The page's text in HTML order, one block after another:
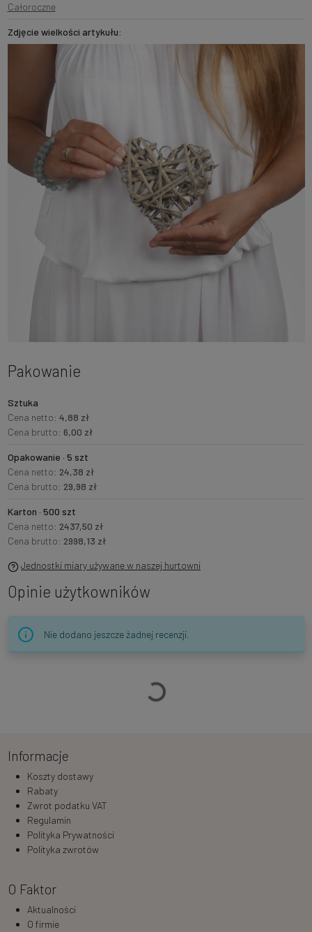
Całoroczne
Zdjęcie wielkości artykułu:
Pakowanie
Sztuka
Cena netto: 4,88 zł
Cena brutto: 6,00 zł
Opakowanie · 5 szt
Cena netto: 24,38 zł
Cena brutto: 29,98 zł
Karton · 500 szt
Cena netto: 2437,50 zł
Cena brutto: 2998,13 zł
Jednostki miary używane w naszej hurtowni
Opinie użytkowników
Nie dodano jeszcze żadnej recenzji.
Ładowanie…
Informacje
Koszty dostawy
Rabaty
Zwrot podatku VAT
Regulamin
Polityka Prywatności
Polityka zwrotów
O Faktor
Aktualności
O firmie